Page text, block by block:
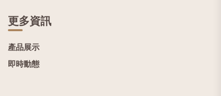
更多資訊
產品展示
即時動態